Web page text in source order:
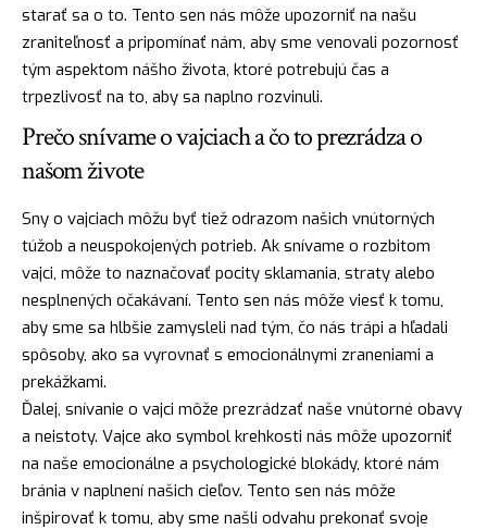
starať sa o to. Tento sen nás môže upozorniť na našu
zraniteľnosť a pripomínať nám, aby sme venovali pozornosť
tým aspektom nášho života, ktoré potrebujú čas a
trpezlivosť na to, aby sa naplno rozvinuli.
Prečo snívame o vajciach a čo to prezrádza o
našom živote
Sny o vajciach môžu byť tiež odrazom našich vnútorných
túžob a neuspokojených potrieb. Ak snívame o rozbitom
vajci, môže to naznačovať pocity sklamania, straty alebo
nesplnených očakávaní. Tento sen nás môže viesť k tomu,
aby sme sa hlbšie zamysleli nad tým, čo nás trápi a hľadali
spôsoby, ako sa vyrovnať s emocionálnymi zraneniami a
prekážkami.
Ďalej, snívanie o vajci môže prezrádzať naše vnútorné obavy
a neistoty. Vajce ako symbol krehkosti nás môže upozorniť
na naše emocionálne a psychologické blokády, ktoré nám
bránia v naplnení našich cieľov. Tento sen nás môže
inšpirovať k tomu, aby sme našli odvahu prekonať svoje